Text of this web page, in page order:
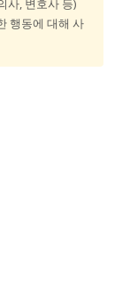
사, 변호사 등)
행동에 대해 사